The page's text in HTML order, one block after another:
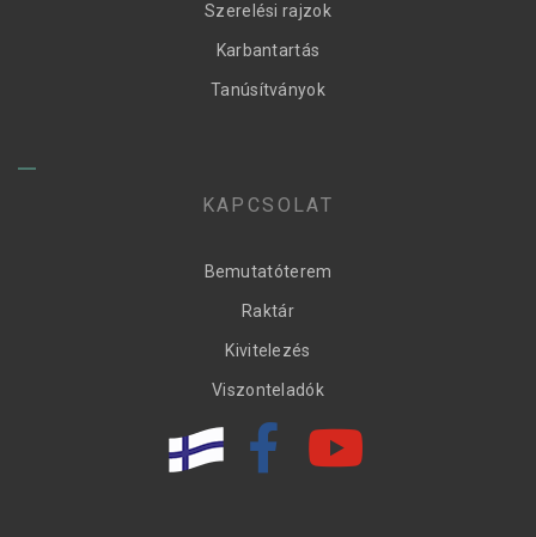
Szerelési rajzok
Karbantartás
Tanúsítványok
KAPCSOLAT
Bemutatóterem
Raktár
Kivitelezés
Viszonteladók